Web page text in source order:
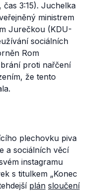
, čas 3:15). Juchelka
ministrem
Jurečkou (KDU-
sociálních
Rom
proti nařčení
že tento
plechovku piva
a sociálních věcí
instagramu
s titulkem „Konec
plán sloučení